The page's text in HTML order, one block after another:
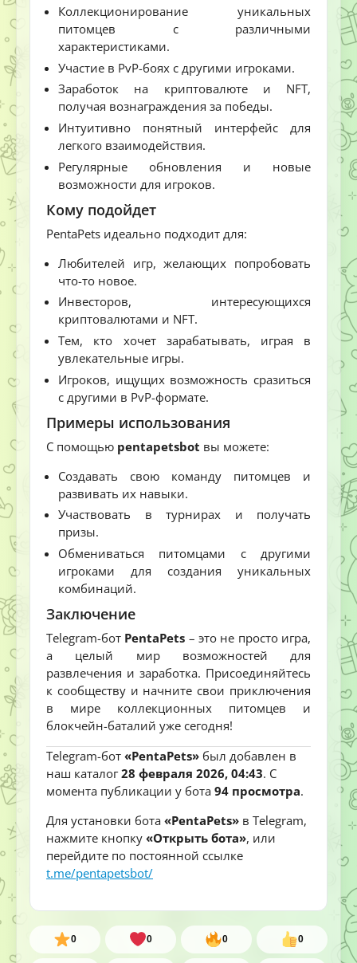
Коллекционирование уникальных
питомцев с различными
характеристиками.
Участие в PvP-боях с другими игроками.
Заработок на криптовалюте и NFT,
получая вознаграждения за победы.
Интуитивно понятный интерфейс для
легкого взаимодействия.
Регулярные обновления и новые
возможности для игроков.
Кому подойдет
PentaPets идеально подходит для:
Любителей игр, желающих попробовать
что-то новое.
Инвесторов, интересующихся
криптовалютами и NFT.
Тем, кто хочет зарабатывать, играя в
увлекательные игры.
Игроков, ищущих возможность сразиться
с другими в PvP-формате.
Примеры использования
С помощью pentapetsbot вы можете:
Создавать свою команду питомцев и
развивать их навыки.
Участвовать в турнирах и получать
призы.
Обмениваться питомцами с другими
игроками для создания уникальных
комбинаций.
Заключение
Telegram-бот PentaPets – это не просто игра,
а целый мир возможностей для
развлечения и заработка. Присоединяйтесь
к сообществу и начните свои приключения
в мире коллекционных питомцев и
блокчейн-баталий уже сегодня!
Telegram-бот «PentaPets» был добавлен в
наш каталог28 февраля 2026, 04:43. С
момента публикации у бота 94 просмотра.
Для установки бота «PentaPets» в Telegram,
нажмите кнопку «Открыть бота», или
перейдите по постоянной ссылке
t.me/pentapetsbot/
0 0 0 0